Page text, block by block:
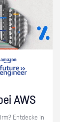
AWS
Ent­de­cke in